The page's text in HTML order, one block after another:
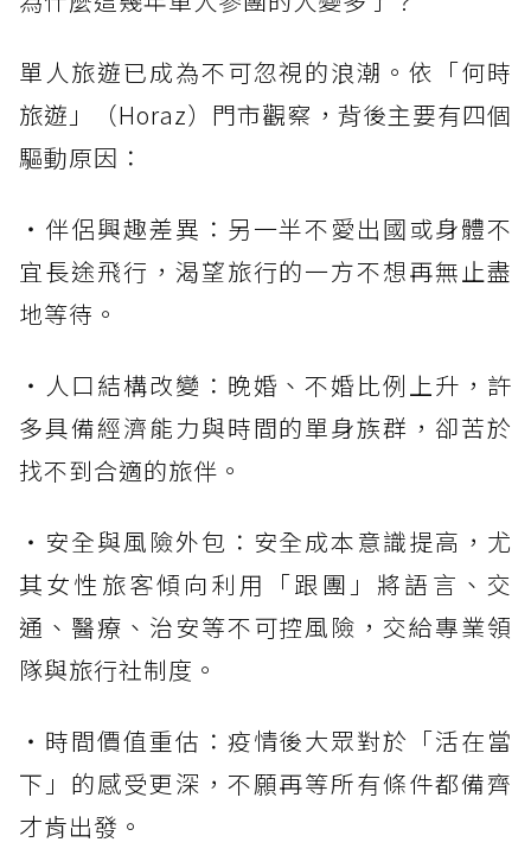
單人旅遊已成為不可忽視的浪潮。依「何時
旅遊」（Horaz）門市觀察，背後主要有四個
驅動原因：
・伴侶興趣差異：另一半不愛出國或身體不
宜長途飛行，渴望旅行的一方不想再無止盡
地等待。
・人口結構改變：晚婚、不婚比例上升，許
多具備經濟能力與時間的單身族群，卻苦於
找不到合適的旅伴。
・安全與風險外包：安全成本意識提高，尤
其女性旅客傾向利用「跟團」將語言、交
通、醫療、治安等不可控風險，交給專業領
隊與旅行社制度。
・時間價值重估：疫情後大眾對於「活在當
下」的感受更深，不願再等所有條件都備齊
才肯出發。